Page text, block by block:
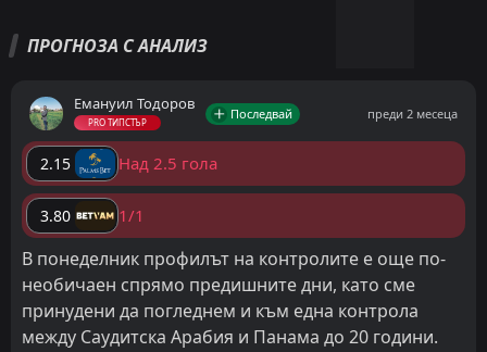
ПРОГНОЗА С АНАЛИЗ
Емануил Тодоров
PRO ТИПСТЪР
Последвай преди 2 месеца
2.15 Над 2.5 гола
3.80 1/1
В понеделник профилът на контролите е още по-
необичаен спрямо предишните дни, като сме
принудени да погледнем и към една контрола
между Саудитска Арабия и Панама до 20 години.